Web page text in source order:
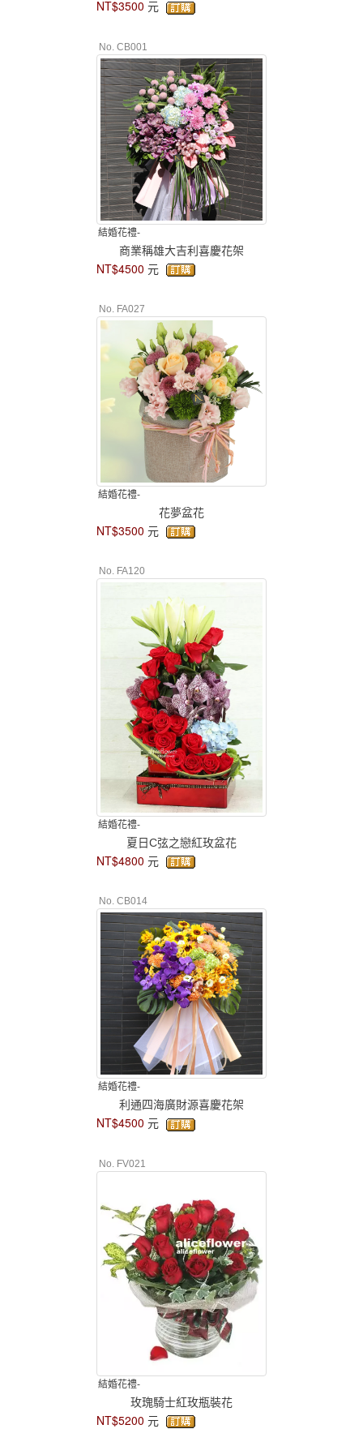
NT$3500 元
No. CB001
結婚花禮-
商業稱雄大吉利喜慶花架
NT$4500 元
No. FA027
結婚花禮-
花夢盆花
NT$3500 元
No. FA120
結婚花禮-
夏日C弦之戀紅玫盆花
NT$4800 元
No. CB014
結婚花禮-
利通四海廣財源喜慶花架
NT$4500 元
No. FV021
結婚花禮-
玫瑰騎士紅玫瓶裝花
NT$5200 元